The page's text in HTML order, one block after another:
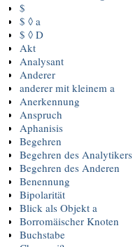
$
$ ◊ a
$ ◊ D
Akt
Analysant
Anderer
anderer mit kleinem a
Anerkennung
Anspruch
Aphanisis
Begehren
Begehren des Analytikers
Begehren des Anderen
Benennung
Bipolarität
Blick als Objekt a
Borromäischer Knoten
Buchstabe